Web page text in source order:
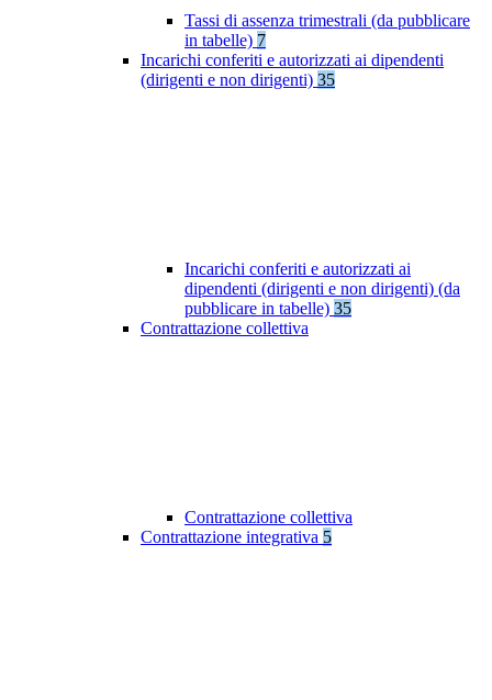
Tassi di assenza trimestrali (da pubblicare
in tabelle) 7
Incarichi conferiti e autorizzati ai dipendenti
(dirigenti e non dirigenti) 35
Incarichi conferiti e autorizzati ai
dipendenti (dirigenti e non dirigenti) (da
pubblicare in tabelle) 35
Contrattazione collettiva
Contrattazione collettiva
Contrattazione integrativa 5